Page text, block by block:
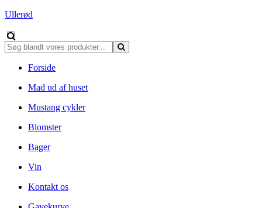
Ullerød
Forside
Mad ud af huset
Mustang cykler
Blomster
Bager
Vin
Kontakt os